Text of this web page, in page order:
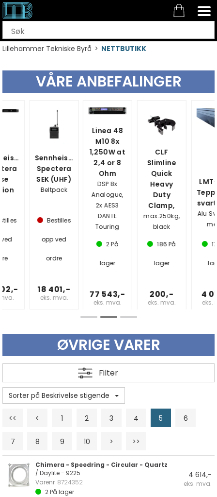
Lillehammer Tekniske Byrå>NETTBUTIKK
VÅRE ANBEFALINGER
Sennheiser
Spectera
SEK (UHF)
Beltpack
Bestilles
eks. mva.
18 401,-
Linea 48
1,250W at
2,4 or 8
Ohm
DSP 8x
Analogue,
eks. mva.
77 543,-
Slimline
max.250kg,
På
eks. mva.
200,-
LMT-MEK
Teppeskinne
svart 6,1m
Alu Svart 6,1
eks. mva.
4 015,-
ØVRIGE VARER
Filter
Sorter på Beskrivelse stigende
<< < 1 2 3 4 5 6
7 8 9 10 > >>
Chimera - Speedring - Circular - Quartz
/ Daylite - 9225
Varenr 8724352
2På lager
4 614,-
eks. mva.